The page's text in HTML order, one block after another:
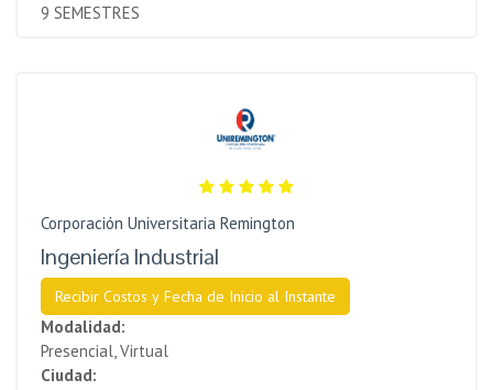
9 SEMESTRES
Corporación Universitaria Remington
Ingeniería Industrial
Recibir Costos y Fecha de Inicio al Instante
Modalidad:
Presencial, Virtual
Ciudad: